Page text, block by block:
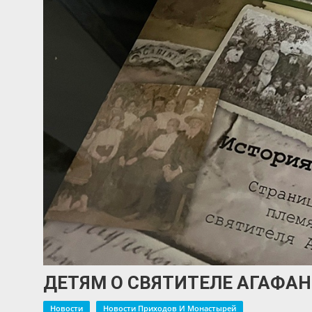
ДЕТЯМ О СВЯТИТЕЛЕ
Новости Новости Приходов И Монастырей